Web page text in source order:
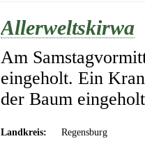
Allerweltskirwa
Am
eingeholt. Ein
der Baum
Landkreis: Regensburg